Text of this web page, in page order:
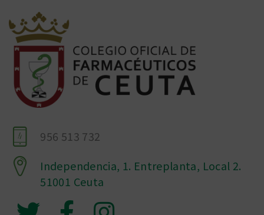
956 513 732
Independencia, 1. Entreplanta, Local 2.
51001 Ceuta